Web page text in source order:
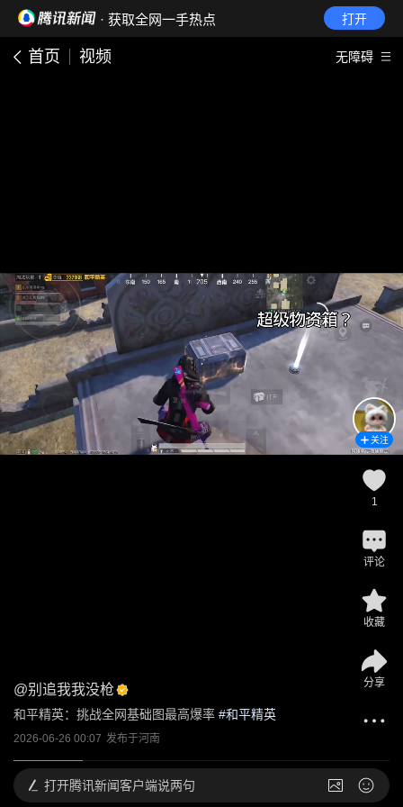
· 获取全网一手热点 打开
首页 视频 无障碍
@别追我我没枪
和平精英：挑战全网基础图最高爆率 #和平精英
2026-06-26 00:07 发布于河南
关注
1
评论
收藏
分享
打开腾讯新闻客户端说两句